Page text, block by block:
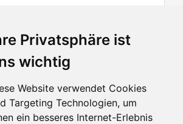
Privatsphäre ist
wichtig
Website verwendet Cookies
Targeting Technologien, um
ein besseres Internet-Erlebnis